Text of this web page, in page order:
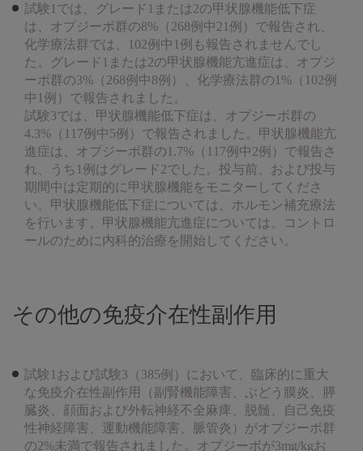
試験1では、グレード1または2の甲状腺機能低下症
は、オプジーボ群の8%（268例中21例）で報告され、
化学療法群では、102例中1例も報告されませんでし
た。グレード1または2の甲状腺機能亢進症は、オプジ
ーボ群の3%（268例中8例）、化学療法群の1%（102例
中1例）で報告されました。
試験3では、甲状腺機能低下症は、オプジーボ群の
4.3%（117例中5例）で報告されました。甲状腺機能亢
進症は、オプジーボ群の1.7%（117例中2例）で報告さ
れ、うち1例はグレード2でした。投与前、および投与
期間中は定期的に甲状腺機能をモニターしてくださ
い。甲状腺機能低下症については、ホルモン補充療法
を行います。甲状腺機能亢進症については、コントロ
ールのために内科的治療を開始してください。
その他の免疫介在性副作用
試験1および試験3（385例）において、臨床的に重大
な免疫介在性副作用（副腎機能障害、ぶどう膜炎、膵
臓炎、顔面および外転神経不全麻痺、脱髄、自己免疫
性神経障害、運動機能障害、脈管炎）がオプジーボ群
の2%未満で報告されました。オプジーボが3mg/kgお